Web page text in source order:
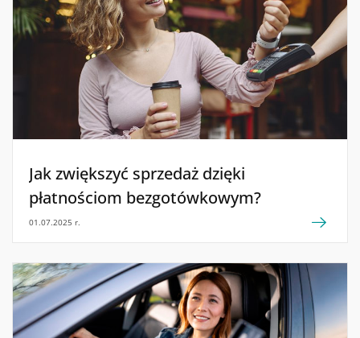
Jak zwiększyć sprzedaż dzięki
płatnościom bezgotówkowym?
01.07.2025 r.